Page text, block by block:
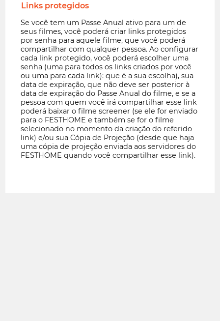
Links protegidos
Se você tem um Passe Anual ativo para um de
seus filmes, você poderá criar links protegidos
por senha para aquele filme, que você poderá
compartilhar com qualquer pessoa. Ao configurar
cada link protegido, você poderá escolher uma
senha (uma para todos os links criados por você
ou uma para cada link): que é a sua escolha), sua
data de expiração, que não deve ser posterior à
data de expiração do Passe Anual do filme, e se a
pessoa com quem você irá compartilhar esse link
poderá baixar o filme screener (se ele for enviado
para o FESTHOME e também se for o filme
selecionado no momento da criação do referido
link) e/ou sua Cópia de Projeção (desde que haja
uma cópia de projeção enviada aos servidores do
FESTHOME quando você compartilhar esse link).